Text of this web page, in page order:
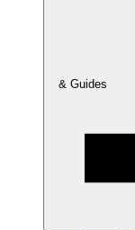
& Guides